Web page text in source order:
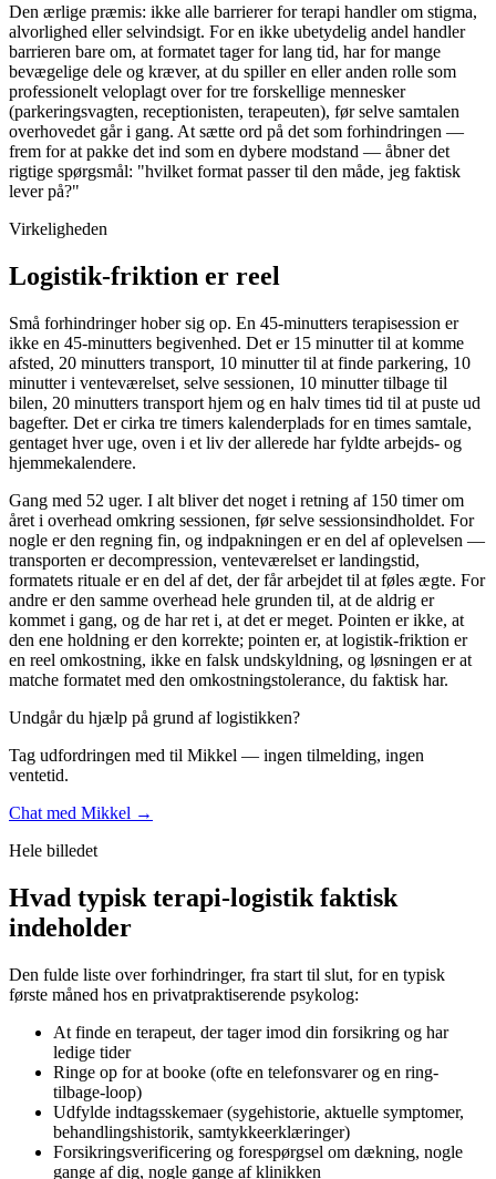
Den ærlige præmis: ikke alle barrierer for terapi handler om stigma,
alvorlighed eller selvindsigt. For en ikke ubetydelig andel handler
barrieren bare om, at formatet tager for lang tid, har for mange
bevægelige dele og kræver, at du spiller en eller anden rolle som
professionelt veloplagt over for tre forskellige mennesker
(parkeringsvagten, receptionisten, terapeuten), før selve samtalen
overhovedet går i gang. At sætte ord på det som forhindringen —
frem for at pakke det ind som en dybere modstand — åbner det
rigtige spørgsmål: "hvilket format passer til den måde, jeg faktisk
lever på?"
Virkeligheden
Logistik-friktion er reel
Små forhindringer hober sig op. En 45-minutters terapisession er
ikke en 45-minutters begivenhed. Det er 15 minutter til at komme
afsted, 20 minutters transport, 10 minutter til at finde parkering, 10
minutter i venteværelset, selve sessionen, 10 minutter tilbage til
bilen, 20 minutters transport hjem og en halv times tid til at puste ud
bagefter. Det er cirka tre timers kalenderplads for en times samtale,
gentaget hver uge, oven i et liv der allerede har fyldte arbejds- og
hjemmekalendere.
Gang med 52 uger. I alt bliver det noget i retning af 150 timer om
året i overhead omkring sessionen, før selve sessionsindholdet. For
nogle er den regning fin, og indpakningen er en del af oplevelsen —
transporten er decompression, venteværelset er landingstid,
formatets rituale er en del af det, der får arbejdet til at føles ægte. For
andre er den samme overhead hele grunden til, at de aldrig er
kommet i gang, og de har ret i, at det er meget. Pointen er ikke, at
den ene holdning er den korrekte; pointen er, at logistik-friktion er
en reel omkostning, ikke en falsk undskyldning, og løsningen er at
matche formatet med den omkostningstolerance, du faktisk har.
Undgår du hjælp på grund af logistikken?
Tag udfordringen med til Mikkel — ingen tilmelding, ingen
ventetid.
Chat med Mikkel →
Hele billedet
Hvad typisk terapi-logistik faktisk
indeholder
Den fulde liste over forhindringer, fra start til slut, for en typisk
første måned hos en privatpraktiserende psykolog:
At finde en terapeut, der tager imod din forsikring og har
ledige tider
Ringe op for at booke (ofte en telefonsvarer og en ring-
tilbage-loop)
Udfylde indtagsskemaer (sygehistorie, aktuelle symptomer,
behandlingshistorik, samtykkeerklæringer)
Forsikringsverificering og forespørgsel om dækning, nogle
gange af dig, nogle gange af klinikken